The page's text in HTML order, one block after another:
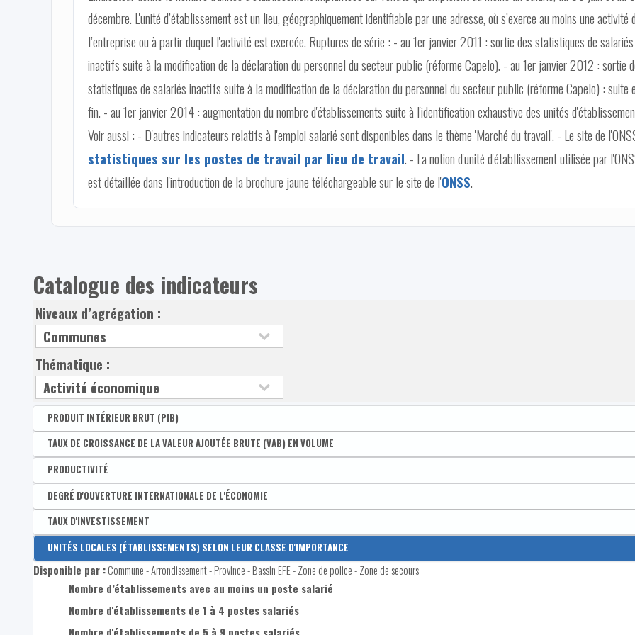
décembre. L'unité d’établissement est un lieu, géographiquement identifiable par une adresse, où s’exerce au moins une activité
l’entreprise ou à partir duquel l'activité est exercée. Ruptures de série : - au 1er janvier 2011 : sortie des statistiques de salariés
inactifs suite à la modification de la déclaration du personnel du secteur public (réforme Capelo). - au 1er janvier 2012 : sortie
statistiques de salariés inactifs suite à la modification de la déclaration du personnel du secteur public (réforme Capelo) : suite
fin. - au 1er janvier 2014 : augmentation du nombre d'établissements suite à l'identification exhaustive des unités
Voir aussi : - D'autres indicateurs relatifs à l'emploi salarié sont disponibles dans le thème 'Marché du travail'. - Le site de
statistiques sur les postes de travail par lieu de travail. - La notion d'unité d'établlissement utilisée par
est détaillée dans l'introduction de la brochure jaune téléchargeable sur le site de l'ONSS.
Catalogue des indicateurs
Niveaux d’agrégation :
Thématique :
PRODUIT INTÉRIEUR BRUT (PIB)
Disponible par :Arrondissement - Province
Produit intérieur brut (PIB) par habitant - Wallonie = 100
Produit intérieur brut (PIB) par habitant - Belgique = 100
PIB par habitant à prix courant
TAUX DE CROISSANCE DE LA VALEUR AJOUTÉE BRUTE (VAB) EN VOLUME
Disponible par :Arrondissement - Province
Taux de croissance de la VAB en volume
PRODUCTIVITÉ
Disponible par :Arrondissement - Province
Productivité moyenne
DEGRÉ D'OUVERTURE INTERNATIONALE DE L'ÉCONOMIE
Disponible par :Arrondissement - Province
Degré d'ouverture international de l'économie
Montant des importations
Montant des exportations
TAUX D'INVESTISSEMENT
Disponible par :Arrondissement - Province
Taux d'investissement
UNITÉS LOCALES (ÉTABLISSEMENTS) SELON LEUR CLASSE D'IMPORTANCE
Disponible par :Commune - Arrondissement - Province - Bassin EFE - Zone de police - Zone de secours
Nombre d’établissements avec au moins un poste salarié
Nombre d'établissements de 1 à 4 postes salariés